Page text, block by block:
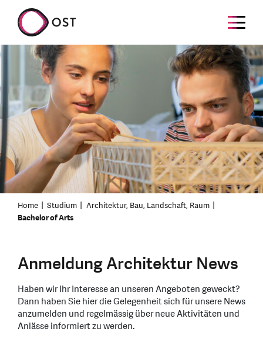
Home Studium
Architektur, Bau, Landschaft, Raum
Bachelor of Arts
Anmeldung Architektur News
Haben wir Ihr Interesse an unseren Angeboten geweckt?
Dann haben Sie hier die Gelegenheit sich für unsere News
anzumelden und regelmässig über neue Aktivitäten und
Anlässe informiert zu werden.